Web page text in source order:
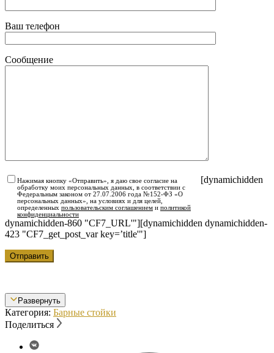
Ваш телефон
Сообщение
Нажимая кнопку «Отправить», я даю свое согласие на
обработку моих персональных данных, в соответствии с
Федеральным законом от 27.07.2006 года №152-ФЗ «О
персональных данных», на условиях и для целей,
определенных пользовательским соглашением и политикой
конфиденциальности
[dynamichidden
dynamichidden-860 "CF7_URL'"][dynamichidden dynamichidden-
423 "CF7_get_post_var key=’title'"]
Развернуть
Категория: Барные стойки
Поделиться